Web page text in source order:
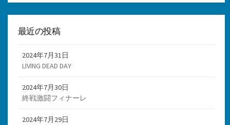
最近の投稿
2024年7月31日
LIVING DEAD DAY
2024年7月30日
終戦激闘フィナーレ
2024年7月29日